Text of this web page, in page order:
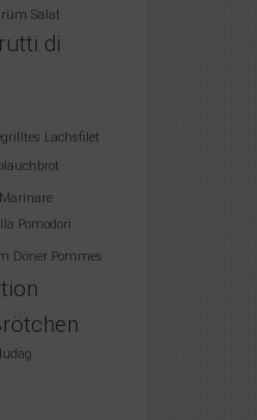
Salat
di
Lachsfilet
Pomodori
Döner Pommes